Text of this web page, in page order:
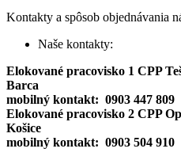
Kontakty a spôsob objednávania
Naše kontakty:
Elokované pracovisko 1 CPP
Barca
mobilný kontakt: 0903 447 809
Elokované pracovisko 2 CPP
Košice
mobilný kontakt: 0903 504 910